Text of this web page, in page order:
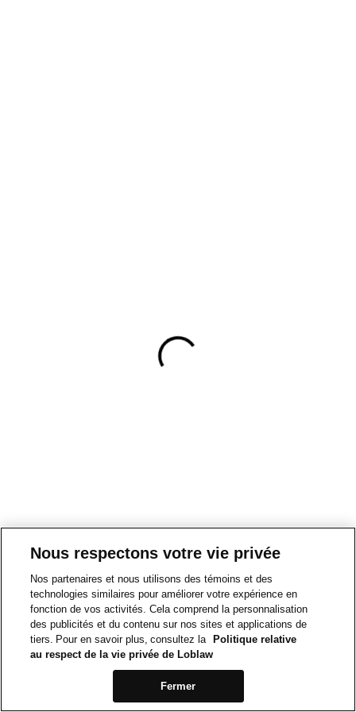
Nous respectons votre vie privée
Nos partenaires et nous utilisons des témoins et des
technologies similaires pour améliorer votre expérience en
fonction de vos activités. Cela comprend la personnalisation
des publicités et du contenu sur nos sites et applications de
tiers. Pour en savoir plus, consultez la
Politique relative
au respect de la vie privée de Loblaw
Fermer